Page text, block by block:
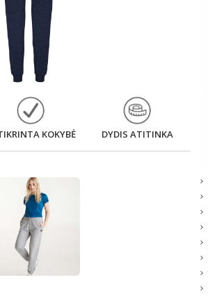
KOKYBĖ DYDIS ATITINKA